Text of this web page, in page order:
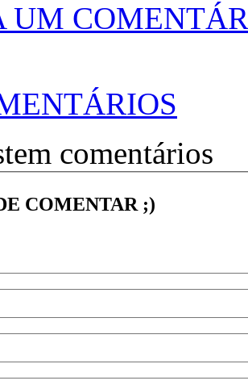
UM
comentários
COMENTAR ;)